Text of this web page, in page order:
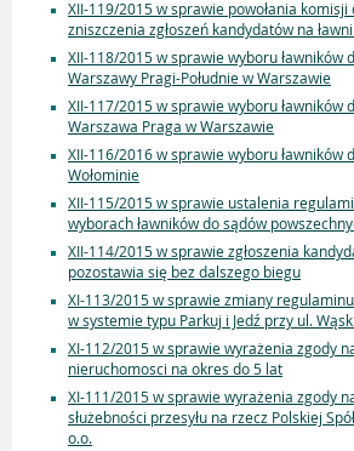
XII-119/2015 w sprawie powołania
zniszczenia zgłoszeń kandydatów na
XII-118/2015 w sprawie wyboru ławników
Warszawy Pragi-Południe w Warszawie
XII-117/2015 w sprawie wyboru ławników
Warszawa Praga w Warszawie
XII-116/2016 w sprawie wyboru ławników
Wołominie
XII-115/2015 w sprawie ustalenia
wyborach ławników do sądów
XII-114/2015 w sprawie zgłoszenia
pozostawia się bez dalszego biegu
XI-113/2015 w sprawie zmiany
w systemie typu Parkuj i Jedź przy ul.
XI-112/2015 w sprawie wyrażenia zgody
nieruchomosci na okres do 5 lat
XI-111/2015 w sprawie wyrażenia zgody
służebności przesyłu na rzecz Polskiej
o.o.